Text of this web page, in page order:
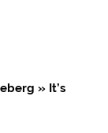
» It’s